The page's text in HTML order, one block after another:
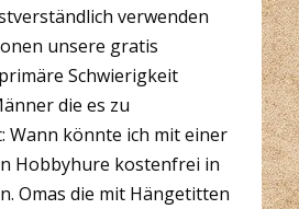
verwenden
unsere gratis
Schwierigkeit
die es zu
Wann könnte ich mit einer
Hobbyhure kostenfrei in
Omas die mit Hängetitten